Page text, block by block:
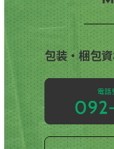
包装・梱包